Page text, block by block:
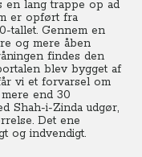
en lang trappe op ad
er opført fra
tallet. Gennem en
og mere åben
findes den
blev bygget af
vi et forvarsel om
end 30
Shah-i-Zinda udgør,
Det ene
og indvendigt.